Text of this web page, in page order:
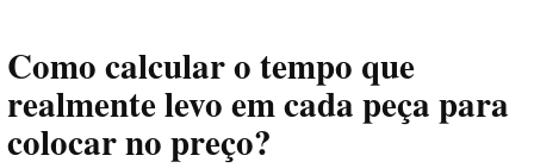
Como calcular o tempo que
realmente levo em cada peça para
colocar no preço?